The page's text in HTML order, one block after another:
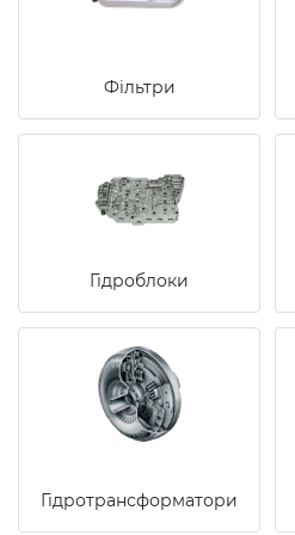
Фільтри
Гідроблоки
Гідротрансформатори